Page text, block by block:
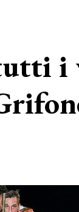
i